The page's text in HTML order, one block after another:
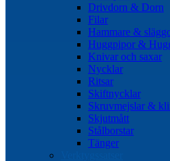
Drivdorn & Dorn
Filar
Hammare &
Huggpipor &
Knivar och saxar
Nycklar
Ritsar
Skiftnycklar
Skruvmejslar &
Skjutmått
Stålborstar
Tänger